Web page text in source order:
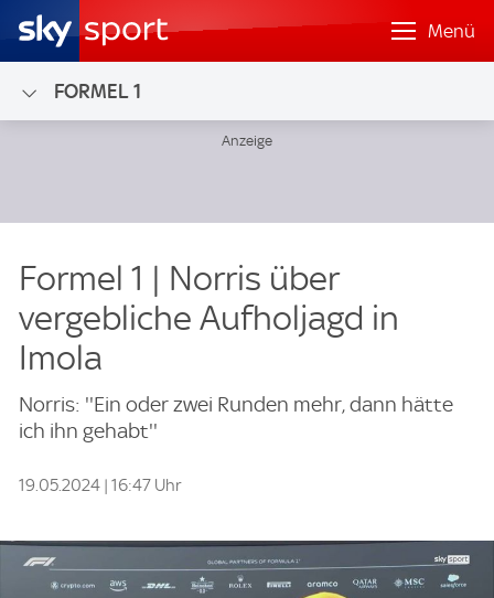
Menü
FORMEL 1
Formel 1 | Norris über
vergebliche Aufholjagd in
Imola
Norris: ''Ein oder zwei Runden mehr, dann hätte
ich ihn gehabt''
19.05.2024 | 16:47 Uhr